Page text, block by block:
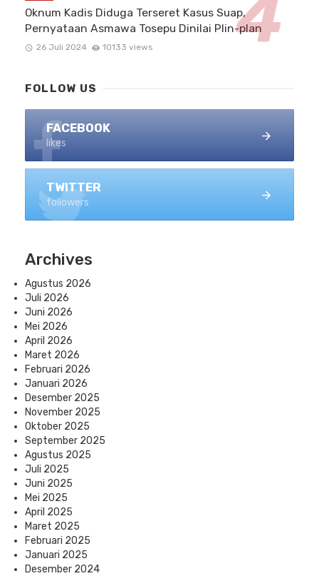
Oknum Kadis Diduga Terseret Kasus Suap,
Pernyataan Asmawa Tosepu Dinilai Plin-plan
26 Juli 2024 10133 views
FOLLOW US
FACEBOOK
likes
TWITTER
followers
Archives
Agustus 2026
Juli 2026
Juni 2026
Mei 2026
April 2026
Maret 2026
Februari 2026
Januari 2026
Desember 2025
November 2025
Oktober 2025
September 2025
Agustus 2025
Juli 2025
Juni 2025
Mei 2025
April 2025
Maret 2025
Februari 2025
Januari 2025
Desember 2024